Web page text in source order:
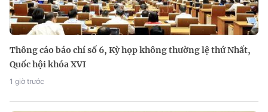
Thông cáo báo chí số 6, Kỳ họp không thường lệ thứ Nhất,
Quốc hội khóa XVI
1 giờ trước